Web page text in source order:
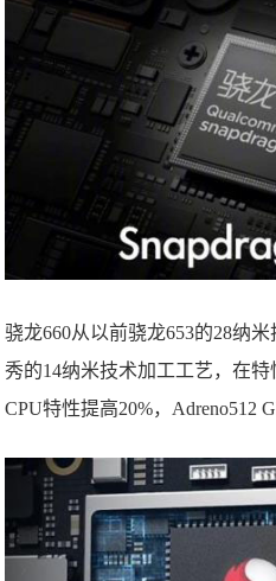
骁龙660从以前骁龙653的28纳
秀的14纳米技术加工工艺，在特
CPU特性提高20%，Adreno512